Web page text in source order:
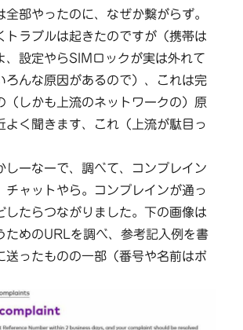
全部やったのに、なぜか繋がらず。
トラブルは起きたのですが（携帯は
、設定やらSIMロックが実は外れて
ろんな原因があるので）、これは完
（しかも上流のネットワークの）原
よく聞きます、これ（上流が駄目っ
しーなーで、調べて、コンプレイン
チャットやら。コンプレインが通っ
したらつながりました。下の画像は
ためのURLを調べ、参考記入例を書
送ったものの一部（番号や名前はボ